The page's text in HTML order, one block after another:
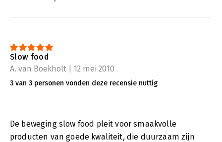
Slow food
A. van Boekholt | 12 mei 2010
3 van 3 personen vonden deze recensie nuttig
De beweging slow food pleit voor smaakvolle
producten van goede kwaliteit, die duurzaam zijn